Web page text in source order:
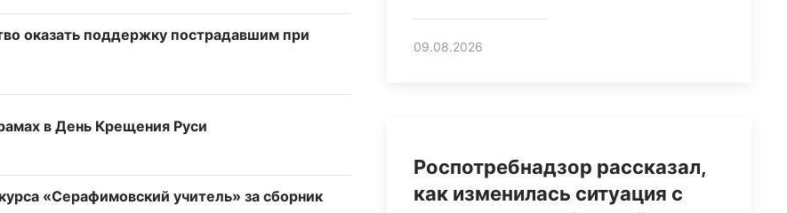
оказать поддержку пострадавшим при
в День Крещения Руси
«Серафимовский учитель» за сборник
09.08.2026
Роспотребнадзор рассказал,
как изменилась ситуация с